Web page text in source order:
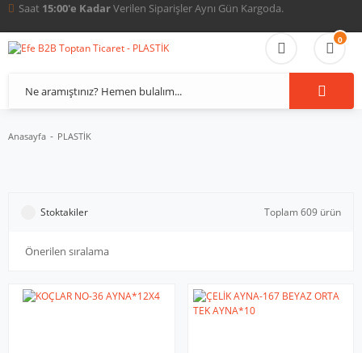
0
Anasayfa PLASTİK
Stoktakiler Toplam 609 ürün